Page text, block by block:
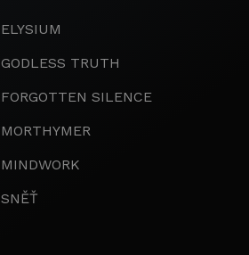
ELYSIUM
GODLESS TRUTH
FORGOTTEN SILENCE
MORTHYMER
MINDWORK
SNĚŤ